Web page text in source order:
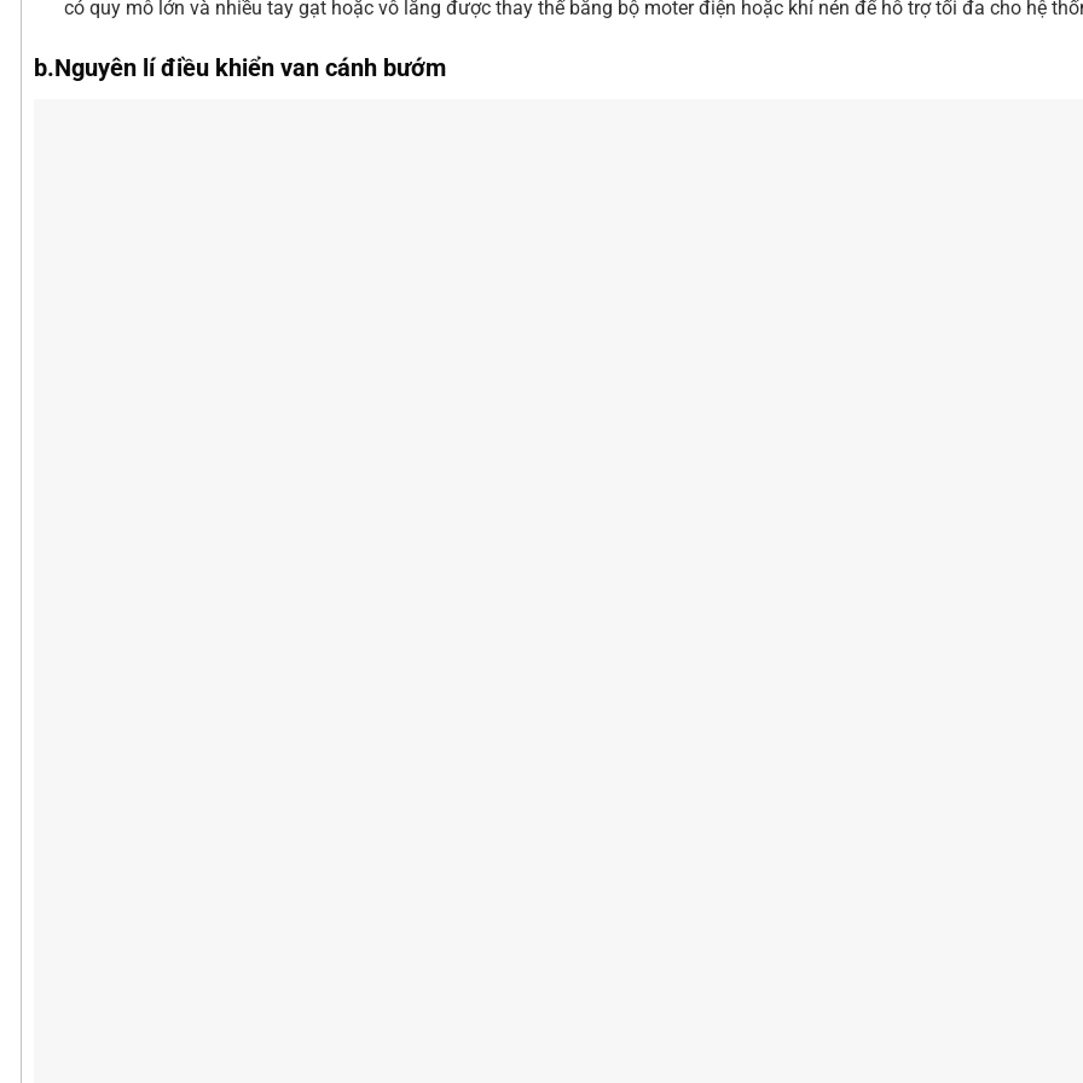
có quy mô lớn và nhiều tay gạt hoặc vô lăng được thay thế bằng bộ moter điện hoặc khí nén để hỗ trợ tối đa cho hệ
b.Nguyên lí điều khiển van cánh bướm